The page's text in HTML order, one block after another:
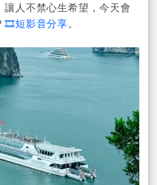
讓人不禁心生希望，今天會
🎞️短影音分享。